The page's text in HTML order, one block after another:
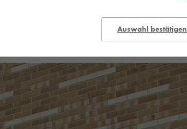
Auswahl bestätigen